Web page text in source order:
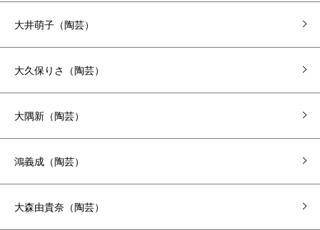
大井萌子（陶芸）
大久保りさ（陶芸）
大隅新（陶芸）
鴻義成（陶芸）
大森由貴奈（陶芸）